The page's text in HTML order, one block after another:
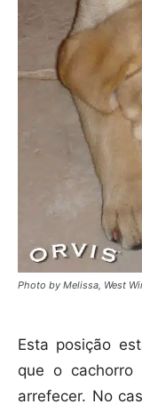
Photo by Melissa, West
Esta posição
que o cachorro
arrefecer. No